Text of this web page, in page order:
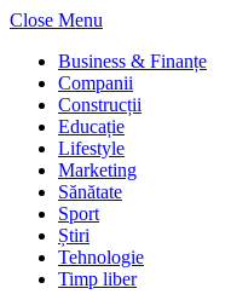
Close Menu
Business & Finanțe
Companii
Construcții
Educație
Lifestyle
Marketing
Sănătate
Sport
Știri
Tehnologie
Timp liber